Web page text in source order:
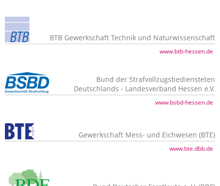
BTB Gewerkschaft Technik und Naturwissenschaft
www.btb-hessen.de
Bund der Strafvollzugsbediensteten
Deutschlands - Landesverband Hessen e.V.
www.bsbd-hessen.de
Gewerkschaft Mess- und Eichwesen (BTE)
www.bte.dbb.de